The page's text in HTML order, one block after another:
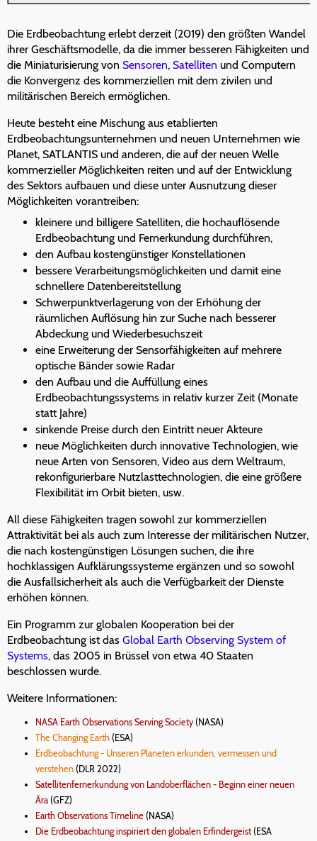
Die Erdbeobachtung erlebt derzeit (2019) den größten Wandel
ihrer Geschäftsmodelle, da die immer besseren Fähigkeiten und
die Miniaturisierung von Sensoren, Satelliten und Computern
die Konvergenz des kommerziellen mit dem zivilen und
militärischen Bereich ermöglichen.
Heute besteht eine Mischung aus etablierten
Erdbeobachtungsunternehmen und neuen Unternehmen wie
Planet, SATLANTIS und anderen, die auf der neuen Welle
kommerzieller Möglichkeiten reiten und auf der Entwicklung
des Sektors aufbauen und diese unter Ausnutzung dieser
Möglichkeiten vorantreiben:
kleinere und billigere Satelliten, die hochauflösende
Erdbeobachtung und Fernerkundung durchführen,
den Aufbau kostengünstiger Konstellationen
bessere Verarbeitungsmöglichkeiten und damit eine
schnellere Datenbereitstellung
Schwerpunktverlagerung von der Erhöhung der
räumlichen Auflösung hin zur Suche nach besserer
Abdeckung und Wiederbesuchszeit
eine Erweiterung der Sensorfähigkeiten auf mehrere
optische Bänder sowie Radar
den Aufbau und die Auffüllung eines
Erdbeobachtungssystems in relativ kurzer Zeit (Monate
statt Jahre)
sinkende Preise durch den Eintritt neuer Akteure
neue Möglichkeiten durch innovative Technologien, wie
neue Arten von Sensoren, Video aus dem Weltraum,
rekonfigurierbare Nutzlasttechnologien, die eine größere
Flexibilität im Orbit bieten, usw.
All diese Fähigkeiten tragen sowohl zur kommerziellen
Attraktivität bei als auch zum Interesse der militärischen Nutzer,
die nach kostengünstigen Lösungen suchen, die ihre
hochklassigen Aufklärungssysteme ergänzen und so sowohl
die Ausfallsicherheit als auch die Verfügbarkeit der Dienste
erhöhen können.
Ein Programm zur globalen Kooperation bei der
Erdbeobachtung ist das Global Earth Observing System of
Systems, das 2005 in Brüssel von etwa 40 Staaten
beschlossen wurde.
Weitere Informationen:
NASA Earth Observations Serving Society(NASA)
The Changing Earth (ESA)
Erdbeobachtung - Unseren Planeten erkunden, vermessen und
verstehen (DLR 2022)
Satellitenfernerkundung von Landoberflächen - Beginn einer neuen
Ära (GFZ)
Earth Observations Timeline (NASA)
Die Erdbeobachtung inspiriert den globalen Erfindergeist(ESA